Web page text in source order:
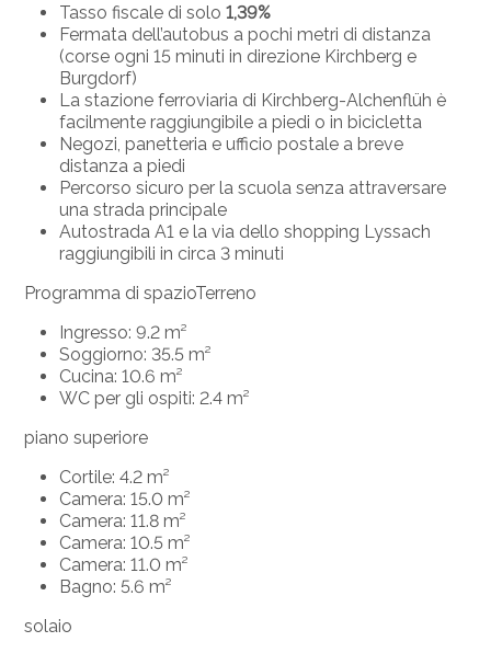
Tasso fiscale di solo 1,39%
Fermata dell’autobus a pochi metri di distanza
(corse ogni 15 minuti in direzione Kirchberg e
Burgdorf)
La stazione ferroviaria di Kirchberg-Alchenflüh è
facilmente raggiungibile a piedi o in bicicletta
Negozi, panetteria e ufficio postale a breve
distanza a piedi
Percorso sicuro per la scuola senza attraversare
una strada principale
Autostrada A1 e la via dello shopping Lyssach
raggiungibili in circa 3 minuti
Programma di spazioTerreno
Ingresso: 9.2 m²
Soggiorno: 35.5 m²
Cucina: 10.6 m²
WC per gli ospiti: 2.4 m²
piano superiore
Cortile: 4.2 m²
Camera: 15.0 m²
Camera: 11.8 m²
Camera: 10.5 m²
Camera: 11.0 m²
Bagno: 5.6 m²
solaio